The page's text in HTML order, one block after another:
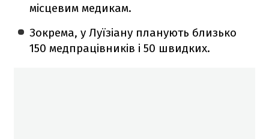
місцевим медикам.
Зокрема, у Луїзіану планують близько
150 медпрацівників і 50 швидких.